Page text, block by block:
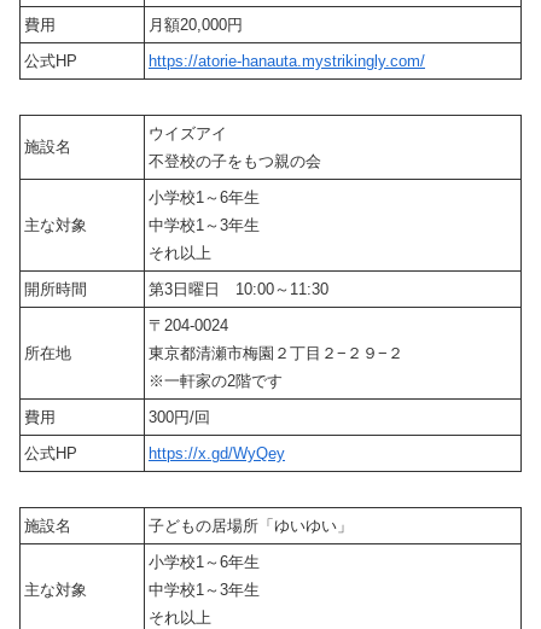
費用
月額20,000円
公式HP
https://atorie-hanauta.mystrikingly.com/
施設名
ウイズアイ
不登校の子をもつ親の会
主な対象
小学校1～6年生
中学校1～3年生
それ以上
開所時間
第3日曜日 10:00～11:30
所在地
〒204-0024
東京都清瀬市梅園２丁目２−２９−２
※一軒家の2階です
費用
300円/回
公式HP
https://x.gd/WyQey
施設名 子どもの居場所「ゆいゆい」
主な対象
小学校1～6年生
中学校1～3年生
それ以上